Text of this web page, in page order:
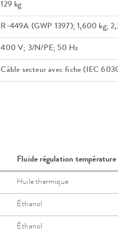
129 kg
R-449A (GWP 1397); 1,600 kg;
400 V; 3/N/PE; 50 Hz
Câble secteur avec fiche (IEC
Fluide régulation température
Huile thermique
Éthanol
Éthanol